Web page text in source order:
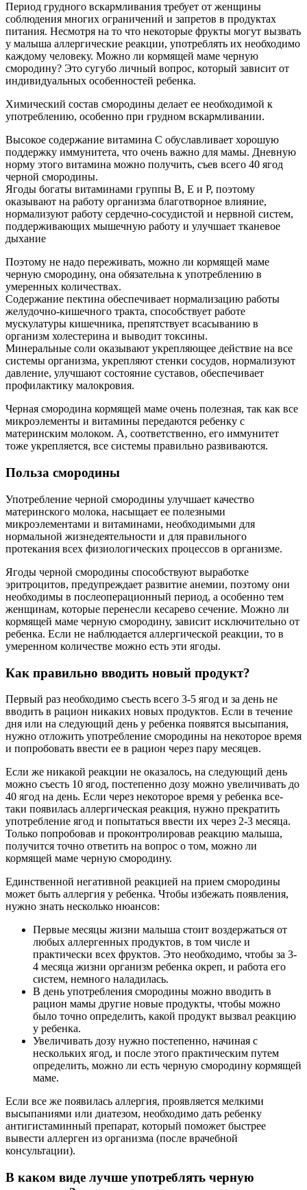
Период грудного вскармливания требует от женщины
соблюдения многих ограничений и запретов в продуктах
питания. Несмотря на то что некоторые фрукты могут вызвать
у малыша аллергические реакции, употреблять их необходимо
каждому человеку. Можно ли кормящей маме черную
смородину? Это сугубо личный вопрос, который зависит от
индивидуальных особенностей ребенка.
Химический состав смородины делает ее необходимой к
употреблению, особенно при грудном вскармливании.
Высокое содержание витамина С обуславливает хорошую
поддержку иммунитета, что очень важно для мамы. Дневную
норму этого витамина можно получить, съев всего 40 ягод
черной смородины.
Ягоды богаты витаминами группы В, Е и Р, поэтому
оказывают на работу организма благотворное влияние,
нормализуют работу сердечно-сосудистой и нервной систем,
поддерживающих мышечную работу и улучшает тканевое
дыхание
Поэтому не надо переживать, можно ли кормящей маме
черную смородину, она обязательна к употреблению в
умеренных количествах.
Содержание пектина обеспечивает нормализацию работы
желудочно-кишечного тракта, способствует работе
мускулатуры кишечника, препятствует всасыванию в
организм холестерина и выводит токсины.
Минеральные соли оказывают укрепляющее действие на все
системы организма, укрепляют стенки сосудов, нормализуют
давление, улучшают состояние суставов, обеспечивает
профилактику малокровия.
Черная смородина кормящей маме очень полезная, так как все
микроэлементы и витамины передаются ребенку с
материнским молоком. А, соответственно, его иммунитет
тоже укрепляется, все системы правильно развиваются.
Польза смородины
Употребление черной смородины улучшает качество
материнского молока, насыщает ее полезными
микроэлементами и витаминами, необходимыми для
нормальной жизнедеятельности и для правильного
протекания всех физиологических процессов в организме.
Ягоды черной смородины способствуют выработке
эритроцитов, предупреждает развитие анемии, поэтому они
необходимы в послеоперационный период, а особенно тем
женщинам, которые перенесли кесарево сечение. Можно ли
кормящей маме черную смородину, зависит исключительно от
ребенка. Если не наблюдается аллергической реакции, то в
умеренном количестве можно есть эти ягоды.
Как правильно вводить новый продукт?
Первый раз необходимо съесть всего 3-5 ягод и за день не
вводить в рацион никаких новых продуктов. Если в течение
дня или на следующий день у ребенка появятся высыпания,
нужно отложить употребление смородины на некоторое время
и попробовать ввести ее в рацион через пару месяцев.
Если же никакой реакции не оказалось, на следующий день
можно съесть 10 ягод, постепенно дозу можно увеличивать до
40 ягод на день. Если через некоторое время у ребенка все-
таки появилась аллергическая реакция, нужно прекратить
употребление ягод и попытаться ввести их через 2-3 месяца.
Только попробовав и проконтролировав реакцию малыша,
получится точно ответить на вопрос о том, можно ли
кормящей маме черную смородину.
Единственной негативной реакцией на прием смородины
может быть аллергия у ребенка. Чтобы избежать появления,
нужно знать несколько нюансов:
Первые месяцы жизни малыша стоит воздержаться от
любых аллергенных продуктов, в том числе и
практически всех фруктов. Это необходимо, чтобы за 3-
4 месяца жизни организм ребенка окреп, и работа его
систем, немного наладилась.
В день употребления смородины можно вводить в
рацион мамы другие новые продукты, чтобы можно
было точно определить, какой продукт вызвал реакцию
у ребенка.
Увеличивать дозу нужно постепенно, начиная с
нескольких ягод, и после этого практическим путем
определить, можно ли есть черную смородину кормящей
маме.
Если все же появилась аллергия, проявляется мелкими
высыпаниями или диатезом, необходимо дать ребенку
антигистаминный препарат, который поможет быстрее
вывести аллерген из организма (после врачебной
консультации).
В каком виде лучше употреблять черную